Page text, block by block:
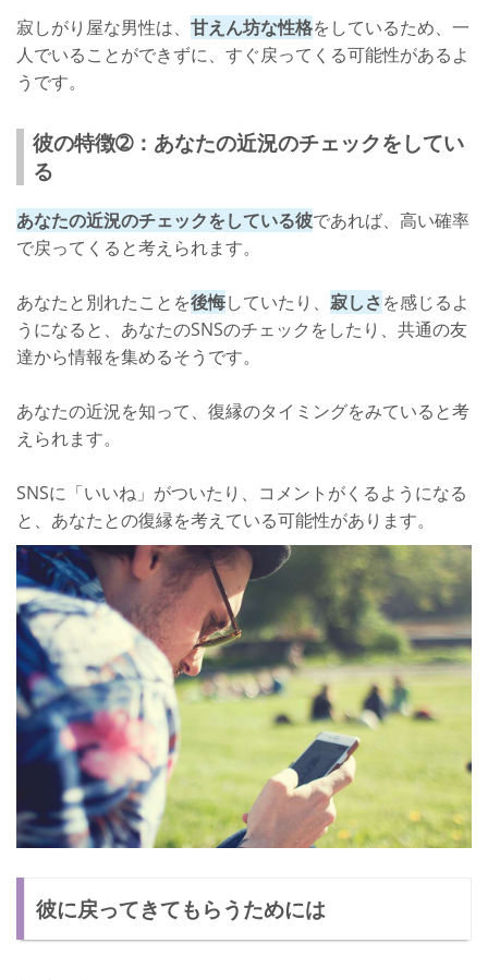
寂しがり屋な男性は、 甘えん坊な性格をしているため、一
人でいることができずに、すぐ戻ってくる可能性があるよ
うです。
彼の特徴➁：あなたの近況のチェックをしてい
る
あなたの近況のチェックをしている彼であれば、高い確率
で戻ってくると考えられます。
あなたと別れたことを後悔していたり、 寂しさを感じるよ
うになると、あなたのSNSのチェックをしたり、共通の友
達から情報を集めるそうです。
あなたの近況を知って、復縁のタイミングをみていると考
えられます。
SNSに「いいね」がついたり、コメントがくるようになる
と、あなたとの復縁を考えている可能性があります。
彼に戻ってきてもらうためには